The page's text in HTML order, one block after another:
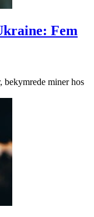
Fem
bekymrede miner hos